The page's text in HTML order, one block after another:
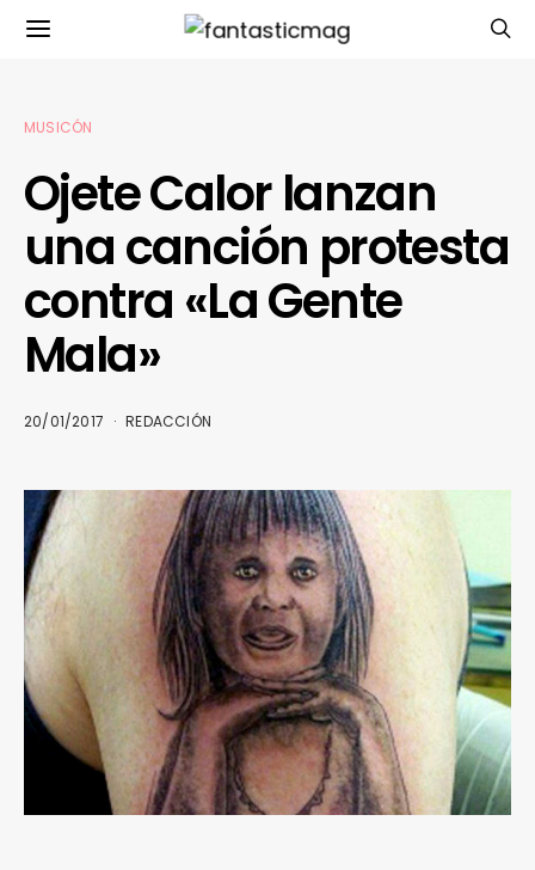
MUSICÓN
Ojete Calor lanzan
una canción protesta
contra «La Gente
Mala»
20/01/2017 REDACCIÓN